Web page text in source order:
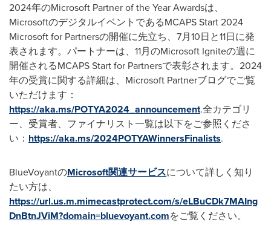
2024年のMicrosoft Partner of the Year Awardsは、
MicrosoftのデジタルイベントであるMCAPS Start 2024
Microsoft for Partnersの開催に先立ち、7月10日と11日に発
表されます。パートナーは、11月のMicrosoft Igniteの週に
開催されるMCAPS Start for Partnersで表彰されます。2024
年の受賞に関する詳細は、Microsoft Partnerブログでご覧
いただけます：
https://aka.ms/POTYA2024_announcement.全カテゴリ
ー、受賞者、ファイナリスト一覧は以下をご参照くださ
い： https://aka.ms/2024POTYAWinnersFinalists.
BlueVoyantのMicrosoft関連サービスについて詳しく知り
たい方は、
https://url.us.m.mimecastprotect.com/s/eLBuCDk7MAIng
DnBtnJViM?domain=bluevoyant.comをご覧ください。